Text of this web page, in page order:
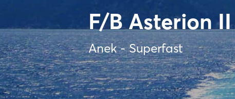
F/B Asterion II
Anek - Superfast